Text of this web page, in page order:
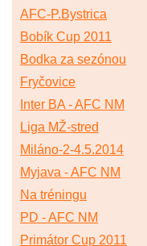
AFC-P.Bystrica
Bobík Cup 2011
Bodka za sezónou
Fryčovice
Inter BA - AFC NM
Liga MŽ-stred
Miláno-2-4.5.2014
Myjava - AFC NM
Na tréningu
PD - AFC NM
Primátor Cup 2011